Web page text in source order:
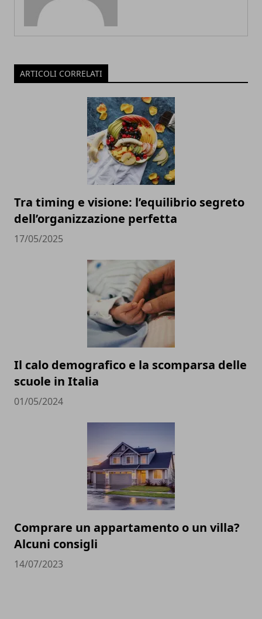
ARTICOLI CORRELATI
Tra timing e visione: l’equilibrio segreto
dell’organizzazione perfetta
17/05/2025
Il calo demografico e la scomparsa delle
scuole in Italia
01/05/2024
Comprare un appartamento o un villa?
Alcuni consigli
14/07/2023